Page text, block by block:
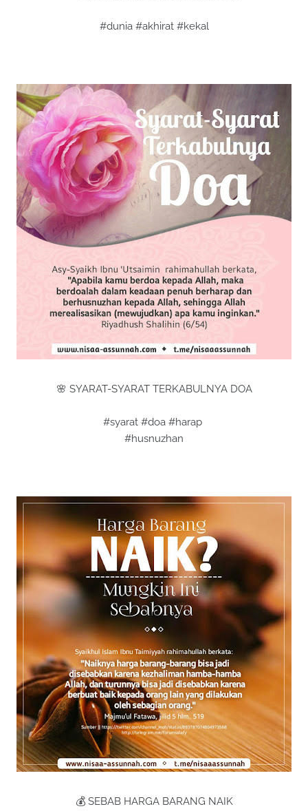
#dunia #akhirat #kekal
🌸 SYARAT-SYARAT TERKABULNYA DOA
#syarat #doa #harap
#husnuzhan
💰 SEBAB HARGA BARANG NAIK